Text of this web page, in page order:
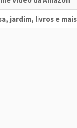
jardim, livros e mais